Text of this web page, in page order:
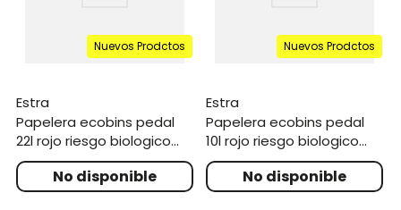
Nuevos Prodctos
estra
papelera ecobins pedal
22l rojo riesgo biologico
polialuminio
Nuevos Prodctos
estra
papelera ecobins pedal
10l rojo riesgo biologico
polialuminio